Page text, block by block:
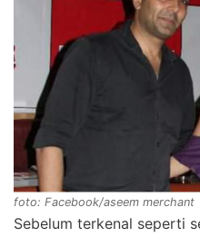
foto: Facebook/aseem merchant
Sebelum terkenal seperti